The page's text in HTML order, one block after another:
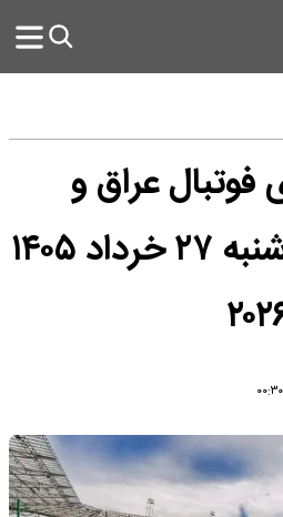
عراق و
نروژ امروز چهارشنبه ۲۷ خرداد ۱۴۰۵